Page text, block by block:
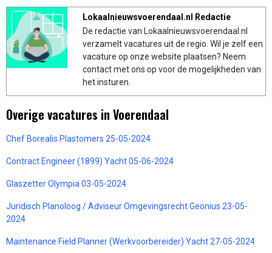
Lokaalnieuwsvoerendaal.nl Redactie
De redactie van Lokaalnieuwsvoerendaal.nl
verzamelt vacatures uit de regio. Wil je zelf een
vacature op onze website plaatsen? Neem
contact met ons op voor de mogelijkheden van
het insturen.
Overige vacatures in Voerendaal
Chef Borealis Plastomers 25-05-2024
Contract Engineer (1899) Yacht 05-06-2024
Glaszetter Olympia 03-05-2024
Juridisch Planoloog / Adviseur Omgevingsrecht Geonius 23-05-
2024
Maintenance Field Planner (Werkvoorbereider) Yacht 27-05-2024